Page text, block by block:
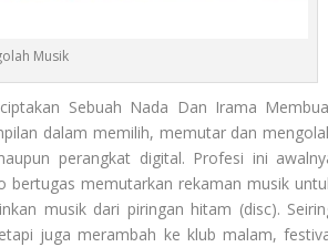
Musik
Sebuah Nada Dan Irama
dalam memilih, memutar dan
perangkat digital. Profesi ini
bertugas memutarkan rekaman musik
musik dari piringan hitam (disc).
juga merambah ke klub malam,